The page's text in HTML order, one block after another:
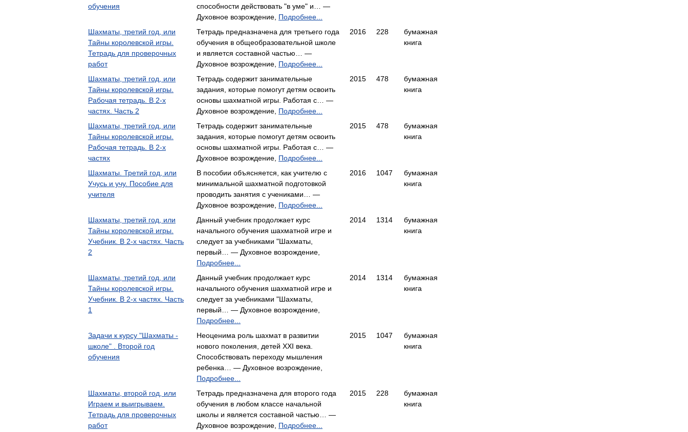
обучения
способности действовать "в уме" и… —
Духовное возрождение, Подробнее...
Шахматы, третий год, или
Тайны королевской игры.
Тетрадь для проверочных
работ
Тетрадь предназначена для третьего года
обучения в общеобразовательной школе
и является составной частью… —
Духовное возрождение, Подробнее...
2016 228
бумажная
книга
Шахматы, третий год, или
Тайны королевской игры.
Рабочая тетрадь. В 2-х
частях. Часть 2
Тетрадь содержит занимательные
задания, которые помогут детям освоить
основы шахматной игры. Работая с… —
Духовное возрождение, Подробнее...
2015 478
бумажная
книга
Шахматы, третий год, или
Тайны королевской игры.
Рабочая тетрадь. В 2-х
частях
Тетрадь содержит занимательные
задания, которые помогут детям освоить
основы шахматной игры. Работая с… —
Духовное возрождение, Подробнее...
2015 478
бумажная
книга
Шахматы. Третий год, или
Учусь и учу. Пособие для
учителя
В пособии объясняется, как учителю с
минимальной шахматной подготовкой
проводить занятия с учениками… —
Духовное возрождение, Подробнее...
2016 1047
бумажная
книга
Шахматы, третий год, или
Тайны королевской игры.
Учебник. В 2-х частях. Часть
2
Данный учебник продолжает курс
начального обучения шахматной игре и
следует за учебниками "Шахматы,
первый… — Духовное возрождение,
Подробнее...
2014 1314
бумажная
книга
Шахматы, третий год, или
Тайны королевской игры.
Учебник. В 2-х частях. Часть
1
Данный учебник продолжает курс
начального обучения шахматной игре и
следует за учебниками "Шахматы,
первый… — Духовное возрождение,
Подробнее...
2014 1314
бумажная
книга
Задачи к курсу "Шахматы -
школе" . Второй год
обучения
Неоценима роль шахмат в развитии
нового поколения, детей XXI века.
Способствовать переходу мышления
ребенка… — Духовное возрождение,
Подробнее...
2015 1047
бумажная
книга
Шахматы, второй год, или
Играем и выигрываем.
Тетрадь для проверочных
работ
Тетрадь предназначена для второго года
обучения в любом классе начальной
школы и является составной частью… —
Духовное возрождение, Подробнее...
2015 228
бумажная
книга